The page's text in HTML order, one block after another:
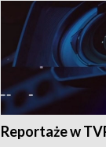
Reportaże w